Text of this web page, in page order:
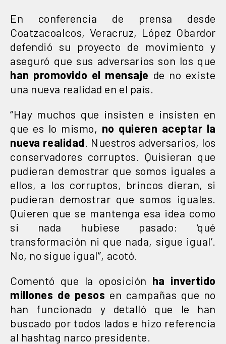
En conferencia de prensa desde
Coatzacoalcos, Veracruz, López Obardor
defendió su proyecto de movimiento y
aseguró que sus adversarios son los que
han promovido el mensaje de no existe
una nueva realidad en el país.
“Hay muchos que insisten e insisten en
que es lo mismo, no quieren aceptar la
nueva realidad . Nuestros adversarios, los
conservadores corruptos. Quisieran que
pudieran demostrar que somos iguales a
ellos, a los corruptos, brincos dieran, si
pudieran demostrar que somos iguales.
Quieren que se mantenga esa idea como
si nada hubiese pasado: ‘qué
transformación ni que nada, sigue igual’.
No, no sigue igual”, acotó.
Comentó que la oposición ha invertido
millones de pesos en campañas que no
han funcionado y detalló que le han
buscado por todos lados e hizo referencia
al hashtag narco presidente.